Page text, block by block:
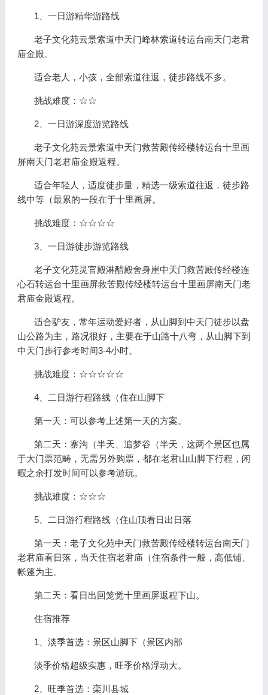
1、一日游精华游路线
老子文化苑云景索道中天门峰林索道转运台南天门老君
庙金殿。
适合老人，小孩，全部索道往返，徒步路线不多。
挑战难度：☆☆
2、一日游深度游览路线
老子文化苑云景索道中天门救苦殿传经楼转运台十里画
屏南天门老君庙金殿返程。
适合年轻人，适度徒步量，精选一级索道往返，徒步路
线中等（最累的一段在于十里画屏。
挑战难度：☆☆☆☆
3、一日游徒步游览路线
老子文化苑灵官殿淋醋殿舍身崖中天门救苦殿传经楼连
心石转运台十里画屏救苦殿传经楼转运台十里画屏南天门老
君庙金殿返程。
适合驴友，常年运动爱好者，从山脚到中天门徒步以盘
山公路为主，路况很好，主要在于山路十八弯，从山脚下到
中天门步行参考时间3-4小时。
挑战难度：☆☆☆☆☆
4、二日游行程路线（住在山脚下
第一天：可以参考上述第一天的方案。
第二天：寨沟（半天、追梦谷（半天，这两个景区也属
于大门票范畴，无需另外购票，都在老君山山脚下行程，闲
暇之余打发时间可以参考游玩。
挑战难度：☆☆☆
5、二日游行程路线（住山顶看日出日落
第一天：老子文化苑中天门救苦殿传经楼转运台南天门
老君庙看日落，当天住宿老君庙（住宿条件一般，高低铺、
帐篷为主。
第二天：看日出回笼觉十里画屏返程下山。
住宿推荐
1、淡季首选：景区山脚下（景区内部
淡季价格超级实惠，旺季价格浮动大。
2、旺季首选：栾川县城